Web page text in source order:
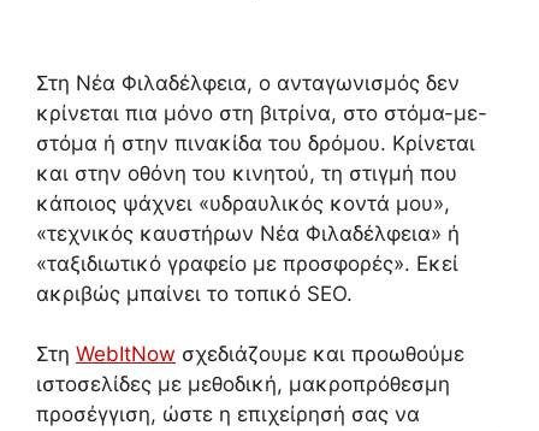
Στη Νέα Φιλαδέλφεια, ο ανταγωνισμός δεν
κρίνεται πια μόνο στη βιτρίνα, στο στόμα-με-
στόμα ή στην πινακίδα του δρόμου. Κρίνεται
και στην οθόνη του κινητού, τη στιγμή που
κάποιος ψάχνει «υδραυλικός κοντά μου»,
«τεχνικός καυστήρων Νέα Φιλαδέλφεια» ή
«ταξιδιωτικό γραφείο με προσφορές». Εκεί
ακριβώς μπαίνει το τοπικό SEO.
Στη WebItNow σχεδιάζουμε και προωθούμε
ιστοσελίδες με μεθοδική, μακροπρόθεσμη
προσέγγιση, ώστε η επιχείρησή σας να